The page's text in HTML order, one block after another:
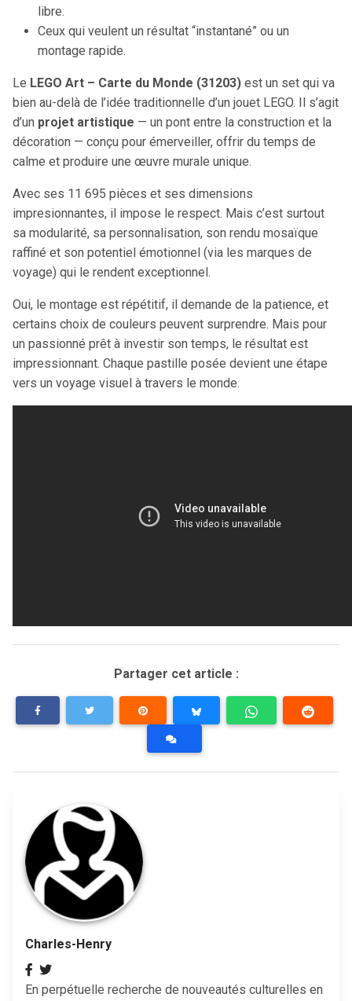
libre.
Ceux qui veulent un résultat “instantané” ou un
montage rapide.
Le LEGO Art – Carte du Monde (31203) est un set qui va
bien au-delà de l’idée traditionnelle d’un jouet LEGO. Il s’agit
d’un projet artistique — un pont entre la construction et la
décoration — conçu pour émerveiller, offrir du temps de
calme et produire une œuvre murale unique.
Avec ses 11 695 pièces et ses dimensions
impresionnantes, il impose le respect. Mais c’est surtout
sa modularité, sa personnalisation, son rendu mosaïque
raffiné et son potentiel émotionnel (via les marques de
voyage) qui le rendent exceptionnel.
Oui, le montage est répétitif, il demande de la patience, et
certains choix de couleurs peuvent surprendre. Mais pour
un passionné prêt à investir son temps, le résultat est
impressionnant. Chaque pastille posée devient une étape
vers un voyage visuel à travers le monde.
Partager cet article :
Charles-Henry
En perpétuelle recherche de nouveautés culturelles en